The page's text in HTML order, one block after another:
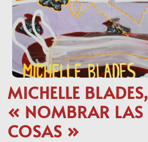
MICHELLE BLADES,
« NOMBRAR LAS
COSAS »